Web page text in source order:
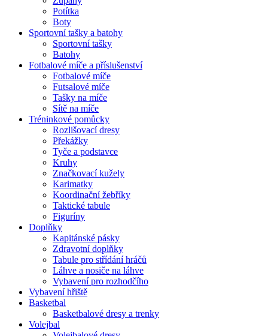
Potítka
Boty
Sportovní tašky a batohy
Sportovní tašky
Batohy
Fotbalové míče a příslušenství
Fotbalové míče
Futsalové míče
Tašky na míče
Sítě na míče
Tréninkové pomůcky
Rozlišovací dresy
Překážky
Tyče a podstavce
Kruhy
Značkovací kužely
Karimatky
Koordinační žebříky
Taktické tabule
Figuríny
Doplňky
Kapitánské pásky
Zdravotní doplňky
Tabule pro střídání hráčů
Láhve a nosiče na láhve
Vybavení pro rozhodčího
Vybavení hřiště
Basketbal
Basketbalové dresy a trenky
Volejbal